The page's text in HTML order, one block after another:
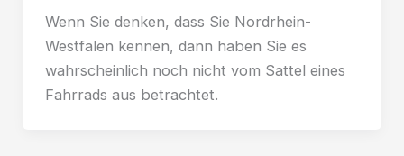
Wenn Sie denken, dass Sie Nordrhein-
Westfalen kennen, dann haben Sie es
wahrscheinlich noch nicht vom Sattel eines
Fahrrads aus betrachtet.